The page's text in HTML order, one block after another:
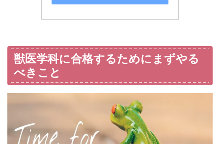
獣医学科に合格するためにまずやる
べきこと